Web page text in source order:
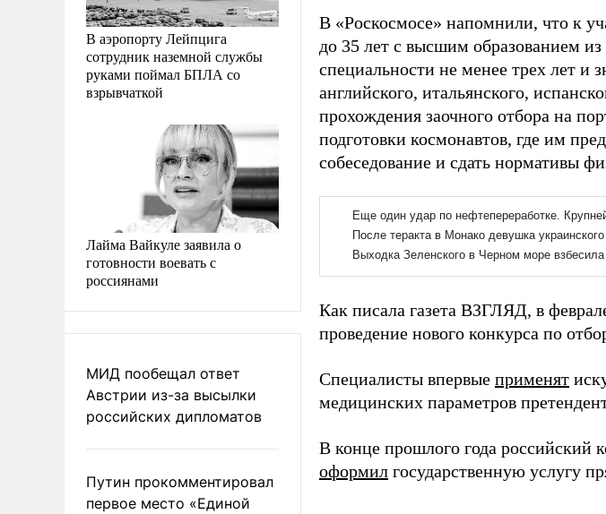
В аэропорту Лейпцига
сотрудник наземной службы
руками поймал БПЛА со
взрывчаткой
Лайма Вайкуле заявила о
готовности воевать с
россиянами
МИД пообещал ответ
Австрии из-за высылки
российских дипломатов
Путин прокомментировал
первое место «Единой
В «Роскосмосе» напомнили, что к
до 35 лет с высшим образованием
специальности не менее трех лет и
английского, итальянского,
прохождения заочного отбора на
подготовки космонавтов, где им
собеседование и сдать нормативы
Как писала газета ВЗГЛЯД, в
проведение нового конкурса по
Специалисты впервые применят
медицинских параметров
В конце прошлого года российский
оформил государственную услугу